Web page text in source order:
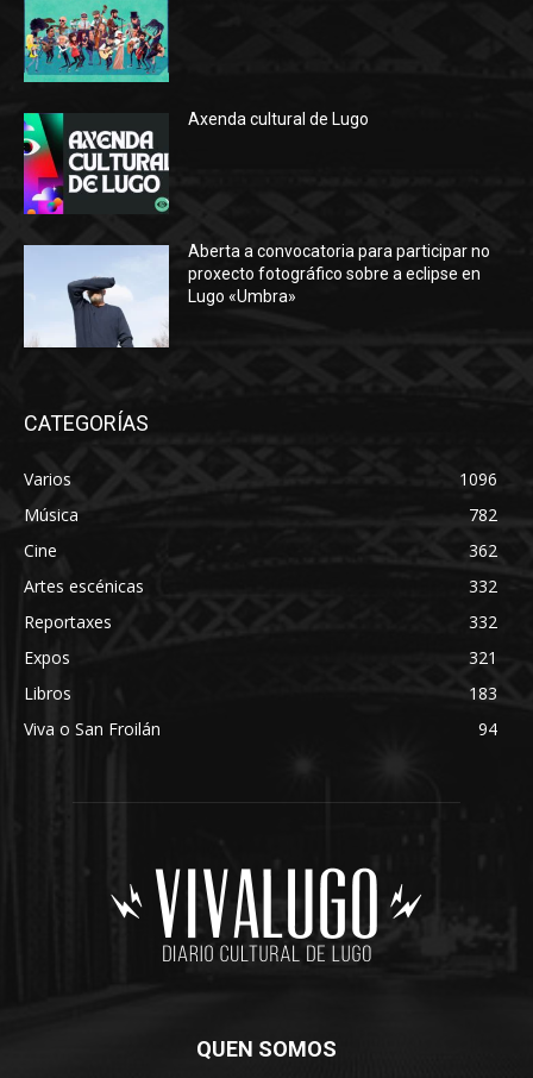
Axenda cultural de Lugo
Aberta a convocatoria para participar no
proxecto fotográfico sobre a eclipse en
Lugo «Umbra»
CATEGORÍAS
Varios
1096
Música
782
Cine
362
Artes escénicas
332
Reportaxes
332
Expos
321
Libros
183
Viva o San Froilán
94
QUEN SOMOS